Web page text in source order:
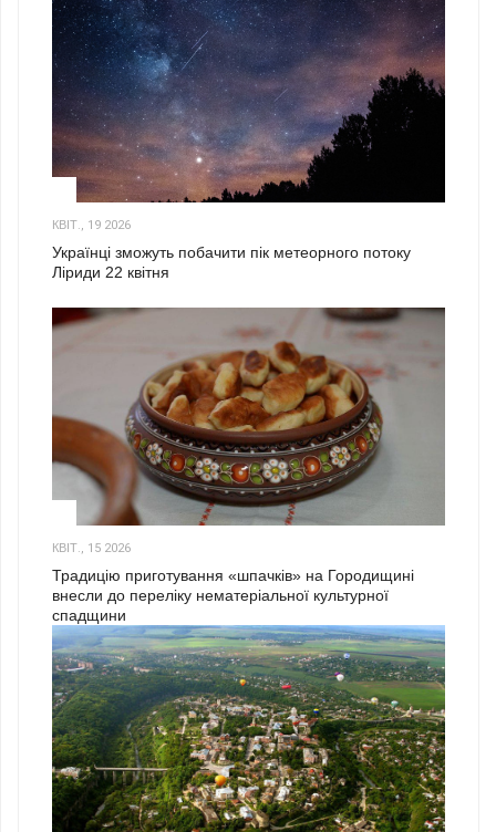
КВІТ., 19 2026
Українці зможуть побачити пік метеорного потоку
Ліриди 22 квітня
КВІТ., 15 2026
Традицію приготування «шпачків» на Городищині
внесли до переліку нематеріальної культурної
спадщини